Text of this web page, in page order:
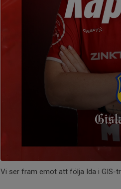
Vi ser fram emot att följa Ida i GIS-